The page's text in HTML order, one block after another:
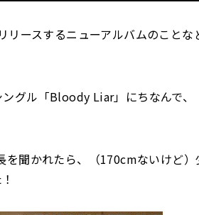
リースするニューアルバムのことな
グル「Bloody Liar」にちなんで、
を聞かれたら、（170cmないけど